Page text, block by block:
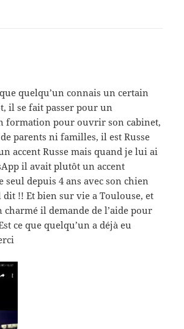
quelqu’un connais un certain
il se fait passer pour un
formation pour ouvrir son cabinet,
parents ni familles, il est Russe
accent Russe mais quand je lui ai
il avait plutôt un accent
depuis 4 ans avec son chien
dit !! Et bien sur vie a Toulouse, et
charmé il demande de l’aide pour
ce que quelqu’un a déjà eu